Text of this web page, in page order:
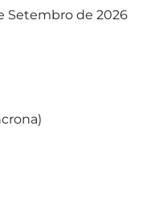
Setembro de 2026